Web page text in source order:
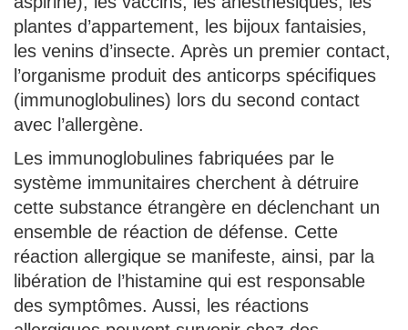
plantes d’appartement, les bijoux fantaisies,
les venins d’insecte. Après un premier contact,
l’organisme produit des anticorps spécifiques
(immunoglobulines) lors du second contact
avec l’allergène.
Les immunoglobulines fabriquées par le
système immunitaires cherchent à détruire
cette substance étrangère en déclenchant un
ensemble de réaction de défense. Cette
réaction allergique se manifeste, ainsi, par la
libération de l’histamine qui est responsable
des symptômes. Aussi, les réactions